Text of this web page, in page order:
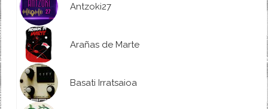
Antzoki27
Arañas de Marte
Basati Irratsaioa